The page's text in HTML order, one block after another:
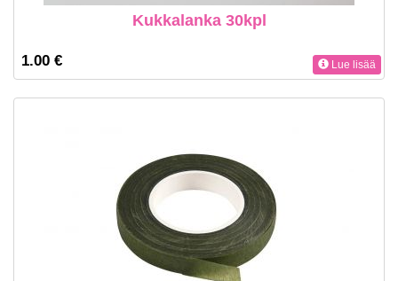
Kukkalanka 30kpl
1.00 € Lue lisää